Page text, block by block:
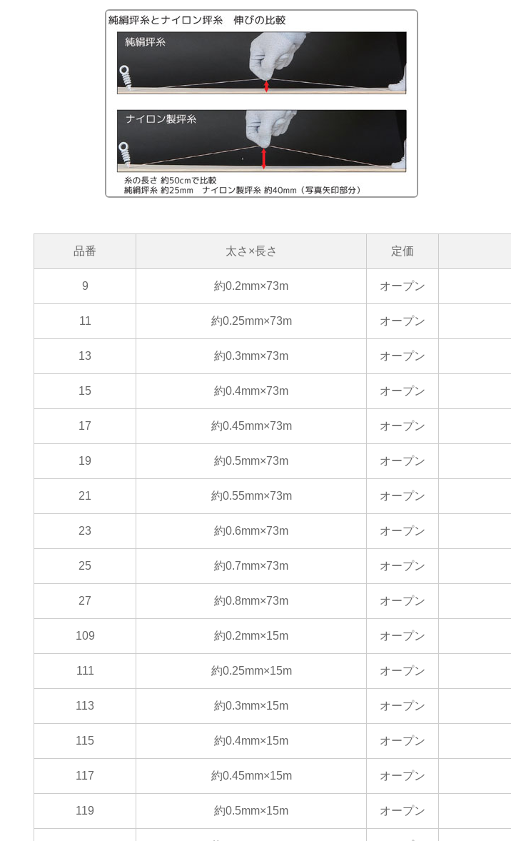
品番 太さ×長さ 定価
9 約0.2mm×73m オープン
11 約0.25mm×73m オープン
13 約0.3mm×73m オープン
15 約0.4mm×73m オープン
17 約0.45mm×73m オープン
19 約0.5mm×73m オープン
21 約0.55mm×73m オープン
23 約0.6mm×73m オープン
25 約0.7mm×73m オープン
27 約0.8mm×73m オープン
109 約0.2mm×15m オープン
111 約0.25mm×15m オープン
113 約0.3mm×15m オープン
115 約0.4mm×15m オープン
117 約0.45mm×15m オープン
119 約0.5mm×15m オープン